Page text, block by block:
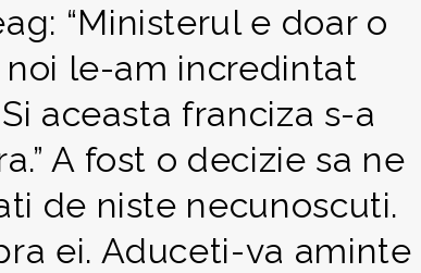
“Ministerul e doar o
le-am incredintat
aceasta franciza s-a
A fost o decizie sa ne
de niste necunoscuti.
ei. Aduceti-va aminte